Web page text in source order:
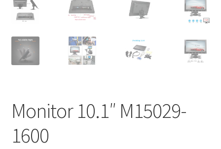
Monitor 10.1″ M15029-
1600